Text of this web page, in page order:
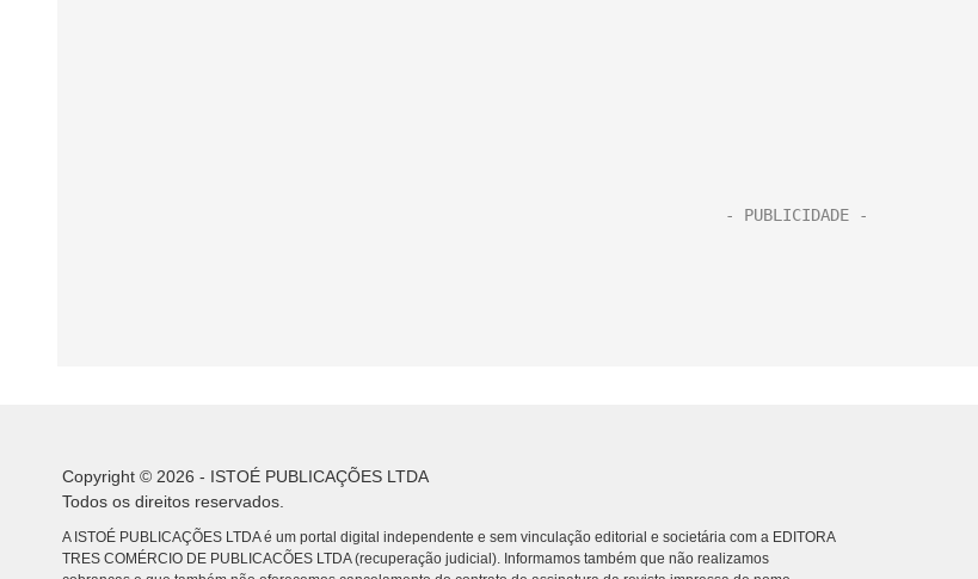
Copyright © 2026 - ISTOÉ PUBLICAÇÕES LTDA
Todos os direitos reservados.
A ISTOÉ PUBLICAÇÕES LTDA é um portal digital independente e sem vinculação editorial e societária com a EDITORA
TRES COMÉRCIO DE PUBLICACÕES LTDA (recuperação judicial). Informamos também que não realizamos